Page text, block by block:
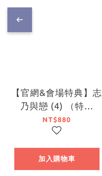
【官網&會場特典】志
乃與戀 (4) （特裝
版）【7月下旬出貨】
NT$880
加入購物車